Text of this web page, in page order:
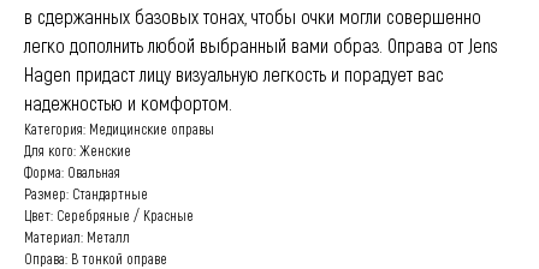
в сдержанных базовых тонах, чтобы очки могли совершенно
легко дополнить любой выбранный вами образ. Оправа от Jens
Hagen придаст лицу визуальную легкость и порадует вас
надежностью и комфортом.
Категория: Медицинские оправы
Для кого: Женские
Форма: Овальная
Размер: Стандартные
Цвет: Серебряные / Красные
Материал: Металл
Оправа: В тонкой оправе